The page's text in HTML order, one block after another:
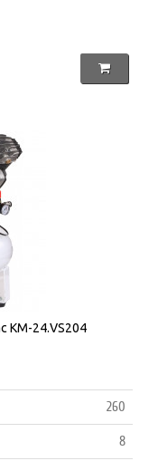
КМ-24.VS204
260
8